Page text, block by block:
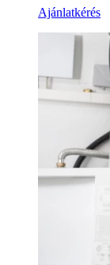
Ajánlatkérés